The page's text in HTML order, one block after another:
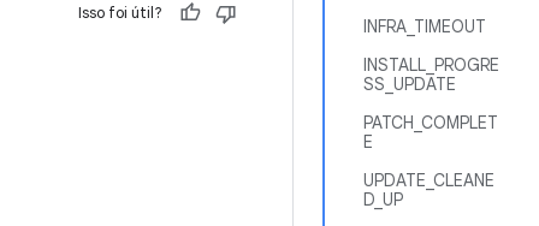
INFRA_TIMEOUT
INSTALL_PROGRE
SS_UPDATE
PATCH_COMPLET
E
UPDATE_CLEANE
D_UP
Isso foi útil?